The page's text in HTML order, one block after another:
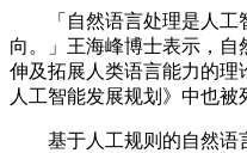
「自然语言处理是人工
向。」王海峰博士表示，
伸及拓展人类语言能力的
人工智能发展规划》中也被
基于人工规则的自然语言